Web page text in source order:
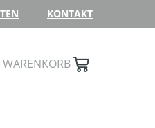
KONTAKT
WARENKORB